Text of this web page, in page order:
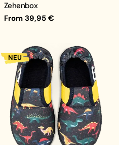
Zehenbox
Regular
From 39,95 €
NEU